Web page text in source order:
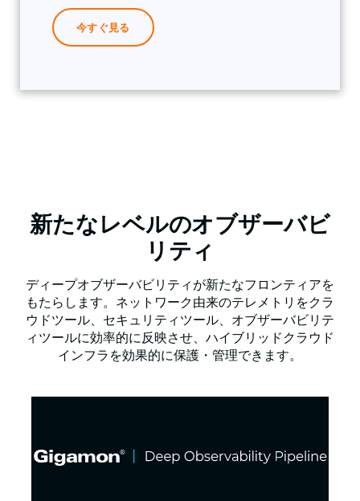
今すぐ見る
新たなレベルのオブザーバビ
リティ
ディープオブザーバビリティが新たなフロンティアを
もたらします。ネットワーク由来のテレメトリをクラ
ウドツール、セキュリティツール、オブザーバビリテ
ィツールに効率的に反映させ、ハイブリッドクラウド
インフラを効果的に保護・管理できます。